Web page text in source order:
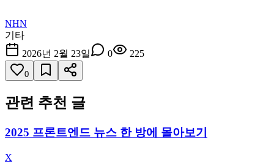
NHN
기타
2026년 2월 23일
0 225
0
관련 추천 글
2025 프론트엔드 뉴스 한 방에 몰아보기
X